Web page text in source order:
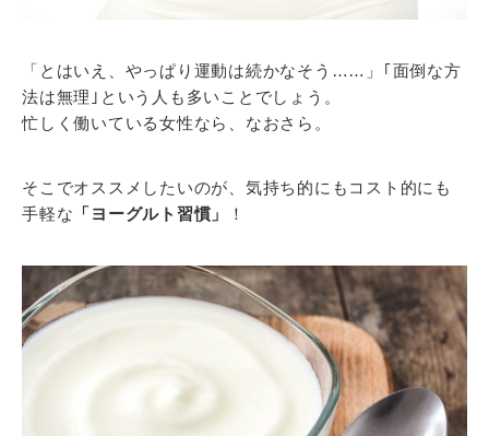
「とはいえ、やっぱり運動は続かなそう……」｢面倒な方
法は無理｣という人も多いことでしょう。
忙しく働いている女性なら、なおさら。
そこでオススメしたいのが、気持ち的にもコスト的にも
手軽な 「ヨーグルト習慣」 ！